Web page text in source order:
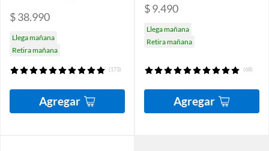
$ 38.990
Llega mañana
Retira mañana
(173)
Agregar
$ 9.490
Llega mañana
Retira mañana
(68)
Agregar